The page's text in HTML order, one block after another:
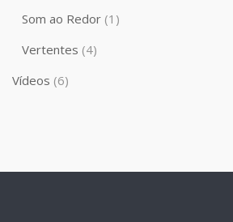
Som ao Redor (1)
Vertentes (4)
Vídeos (6)